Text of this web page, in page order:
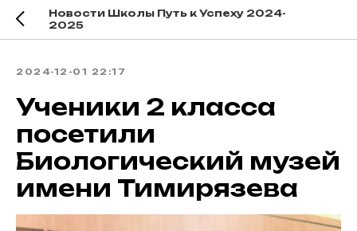
Новости Школы Путь к Успеху 2024-
2025
2024-12-01 22:17
Ученики 2 класса
посетили
Биологический музей
имени Тимирязева